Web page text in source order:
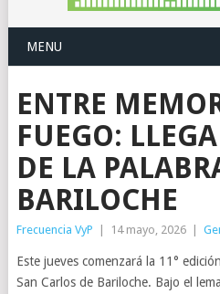
MENU
ENTRE
FUEGO:
DE LA
BARILOCHE
Frecuencia VyP 14 mayo, 2026
Este jueves comenzará la 11°
San Carlos de Bariloche. Bajo el